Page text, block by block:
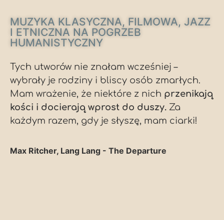
MUZYKA KLASYCZNA, FILMOWA, JAZZ
I ETNICZNA NA POGRZEB
HUMANISTYCZNY
Tych utworów nie znałam wcześniej –
wybrały je rodziny i bliscy osób zmarłych.
Mam wrażenie, że niektóre z nich przenikają
kości i docierają wprost do duszy. Za
każdym razem, gdy je słyszę, mam ciarki!
Max Ritcher, Lang Lang - The Departure